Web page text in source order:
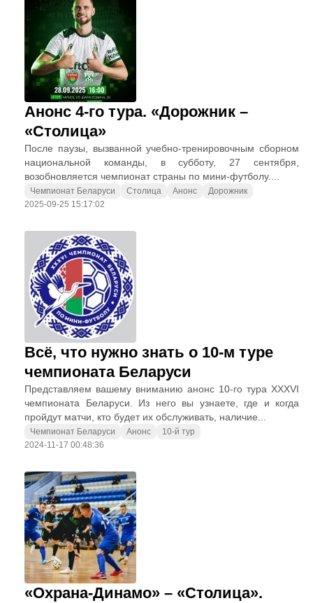
Анонс 4-го тура. «Дорожник –
«Столица»
После паузы, вызванной учебно-тренировочным сборном
национальной команды, в субботу, 27 сентября,
возобновляется чемпионат страны по мини-футболу....
Чемпионат Беларуси Столица Анонс
Дорожник
2025-09-25 15:17:02
Всё, что нужно знать о 10-м туре
чемпионата Беларуси
Представляем вашему вниманию анонс 10-го тура XXXVI
чемпионата Беларуси. Из него вы узнаете, где и когда
пройдут матчи, кто будет их обслуживать, наличие...
Чемпионат Беларуси Анонс
10-й тур
2024-11-17 00:48:36
«Охрана-Динамо» – «Столица».